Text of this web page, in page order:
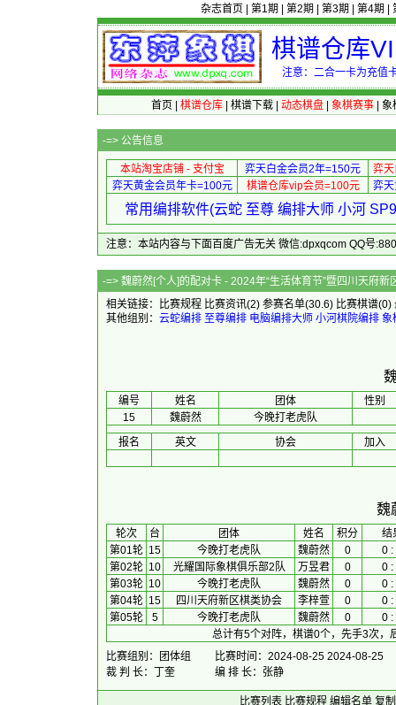
杂志首页 第1期 第2期 第3期 第4期
棋谱仓库
注意：二合一卡为充值
首页 棋谱仓库| 棋谱下载| 动态棋盘| 象棋赛事| 象
-=> 公告信息
本站淘宝店铺 - 支付宝 弈天白金会员2年=150元
弈
弈天黄金会员年卡=100元
棋谱仓库vip会员=100元 弈
常用编排软件(云蛇 至尊 编排大师 小河
注意：本站内容与下面百度广告无关 微信:dpxqcom QQ号
-=> 魏蔚然[个人]的配对卡 - 2024年“生活体育节”暨四川天府
相关链接：
比赛规程 比赛资讯(2) 参赛名单(30.6) 比赛棋谱(0)
其他组别： 云蛇编排 至尊编排 电脑编排大师 小河棋院编排 象
编号 姓名 团体
性别
15
魏蔚然
今晚打老虎队
报名
英文 协会 加入
魏
轮次 台 团体 姓名 积分
第01轮 15 今晚打老虎队 魏蔚然 0
0 :
第02轮 10 光耀国际象棋俱乐部2队 万昱君 0
0 :
第03轮 10 今晚打老虎队 魏蔚然 0
0 :
第04轮 15 四川天府新区棋类协会 李梓萱 0
0 :
第05轮
5 今晚打老虎队 魏蔚然 0
0 :
总计有5个对阵，棋谱0个，先手3次，
比赛组别：团体组
比赛时间：2024-08-25 2024-08-25
裁 判 长：丁奎
编 排 长：张静
比赛列表 比赛规程 编辑名单 复